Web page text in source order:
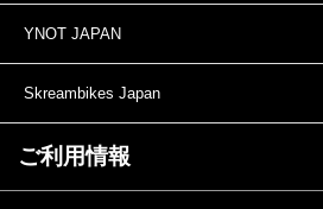
YNOT JAPAN
Skreambikes Japan
ご利用情報